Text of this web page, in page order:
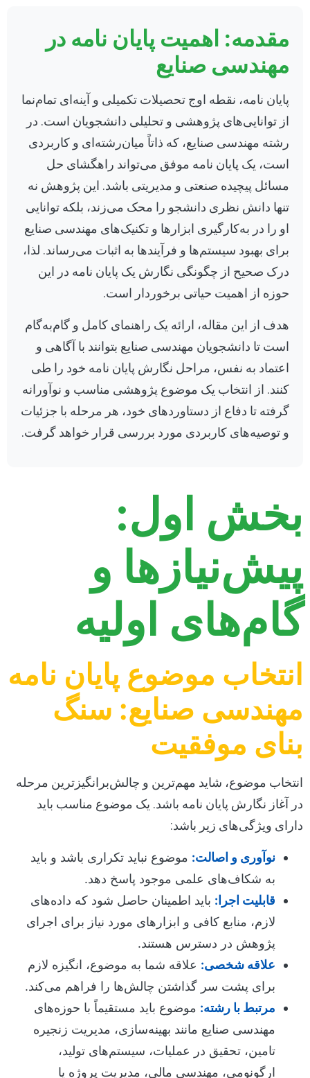
مقدمه: اهمیت پایان نامه در
مهندسی صنایع
پایان نامه، نقطه اوج تحصیلات تکمیلی و آینه‌ای تمام‌نما
از توانایی‌های پژوهشی و تحلیلی دانشجویان است. در
رشته مهندسی صنایع، که ذاتاً میان‌رشته‌ای و کاربردی
است، یک پایان نامه موفق می‌تواند راهگشای حل
مسائل پیچیده صنعتی و مدیریتی باشد. این پژوهش نه
تنها دانش نظری دانشجو را محک می‌زند، بلکه توانایی
او را در به‌کارگیری ابزارها و تکنیک‌های مهندسی صنایع
برای بهبود سیستم‌ها و فرآیندها به اثبات می‌رساند. لذا،
درک صحیح از چگونگی نگارش یک پایان نامه در این
حوزه از اهمیت حیاتی برخوردار است.
هدف از این مقاله، ارائه یک راهنمای کامل و گام‌به‌گام
است تا دانشجویان مهندسی صنایع بتوانند با آگاهی و
اعتماد به نفس، مراحل نگارش پایان نامه خود را طی
کنند. از انتخاب یک موضوع پژوهشی مناسب و نوآورانه
گرفته تا دفاع از دستاوردهای خود، هر مرحله با جزئیات
و توصیه‌های کاربردی مورد بررسی قرار خواهد گرفت.
بخش اول:
پیش‌نیازها و
گام‌های اولیه
انتخاب موضوع پایان نامه
مهندسی صنایع: سنگ
بنای موفقیت
انتخاب موضوع، شاید مهم‌ترین و چالش‌برانگیزترین مرحله
در آغاز نگارش پایان نامه باشد. یک موضوع مناسب باید
دارای ویژگی‌های زیر باشد:
نوآوری و اصالت: موضوع نباید تکراری باشد و باید
به شکاف‌های علمی موجود پاسخ دهد.
قابلیت اجرا: باید اطمینان حاصل شود که داده‌های
لازم، منابع کافی و ابزارهای مورد نیاز برای اجرای
پژوهش در دسترس هستند.
علاقه شخصی: علاقه شما به موضوع، انگیزه لازم
برای پشت سر گذاشتن چالش‌ها را فراهم می‌کند.
مرتبط با رشته: موضوع باید مستقیماً با حوزه‌های
مهندسی صنایع مانند بهینه‌سازی، مدیریت زنجیره
تامین، تحقیق در عملیات، سیستم‌های تولید،
ارگونومی، مهندسی مالی، مدیریت پروژه یا